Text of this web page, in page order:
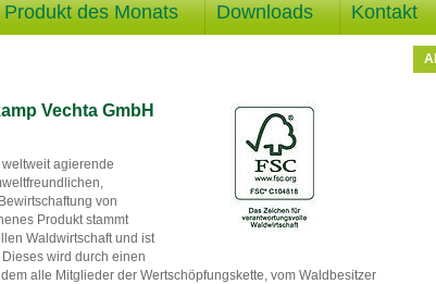
Produkt des Monats Downloads Kontakt
Vechta GmbH
agierende
von
Produkt stammt
Waldwirtschaft und ist
wird durch einen
alle Mitglieder der Wertschöpfungskette, vom Waldbesitzer